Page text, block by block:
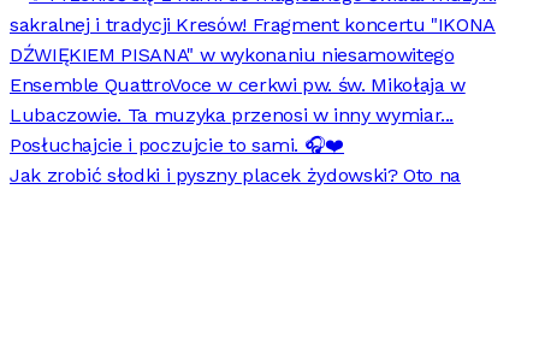
Jak zrobić słodki i pyszny placek żydowski? Oto na